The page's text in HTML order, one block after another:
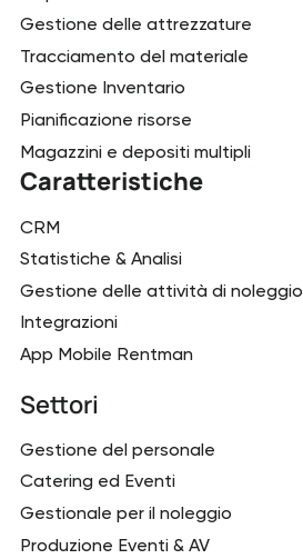
Gestione delle attrezzature
Tracciamento del materiale
Gestione Inventario
Pianificazione risorse
Magazzini e depositi multipli
Caratteristiche
CRM
Statistiche & Analisi
Gestione delle attività di noleggio
Integrazioni
App Mobile Rentman
Settori
Gestione del personale
Catering ed Eventi
Gestionale per il noleggio
Produzione Eventi & AV